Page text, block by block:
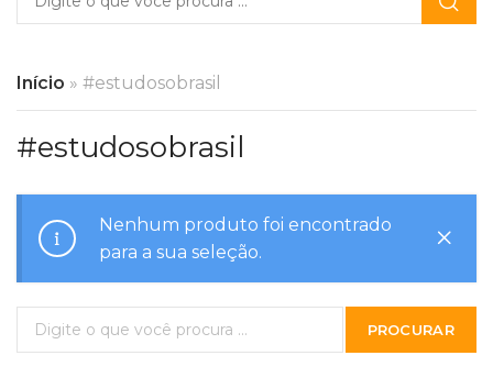
Início » #estudosobrasil
#estudosobrasil
Nenhum produto foi encontrado
para a sua seleção.
PROCURAR